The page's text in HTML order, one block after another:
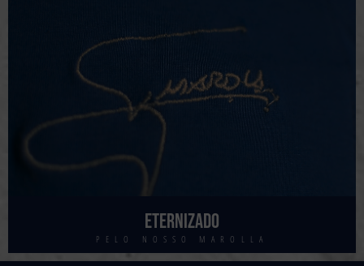
Eternizado
PELO NOSSO MAROLLA